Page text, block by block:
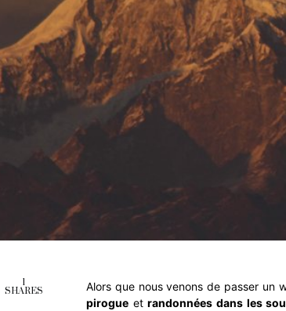
1
SHARES Alors que nous venons de passer un
pirogue etrandonnées dans les